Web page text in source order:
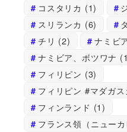
コスタリカ (1)
スリランカ (6)
チリ (2) ナミビ
ナミビア、ボツワナ
フィリピン (3)
フィリピン #マダガ
フィンランド (1)
フランス領（ニューカ